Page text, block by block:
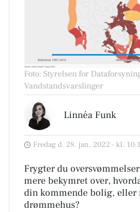
Foto: Styrelsen for
Vandstandsvarslinger
Linnéa Funk
Fredag d. 28. jan. 2022 - kl.
Frygter du
mere bekymret over,
din kommende bolig, eller
drømmehus?